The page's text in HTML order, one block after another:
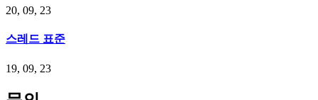
20, 09, 23
스레드 표준
19, 09, 23